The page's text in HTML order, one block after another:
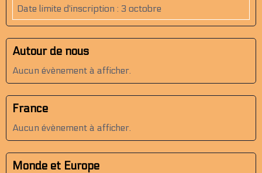
Date limite d'inscription : 3 octobre
Autour de nous
Aucun évènement à afficher.
France
Aucun évènement à afficher.
Monde et Europe